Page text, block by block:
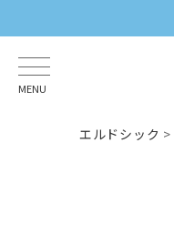
MENU
エルドシック